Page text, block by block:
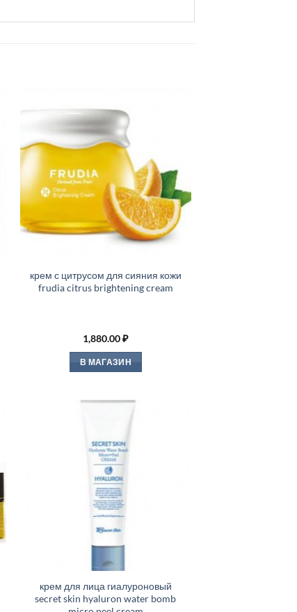
крем с цитрусом для сияния кожи
frudia citrus brightening cream
1,880.00₽
В МАГАЗИН
крем для лица гиалуроновый
secret skin hyaluron water bomb